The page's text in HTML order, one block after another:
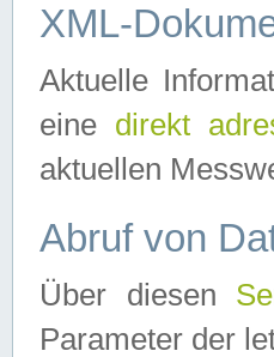
XML-
Aktuelle
eine direkt
aktuellen
Abruf von
Über diesen
Parameter der